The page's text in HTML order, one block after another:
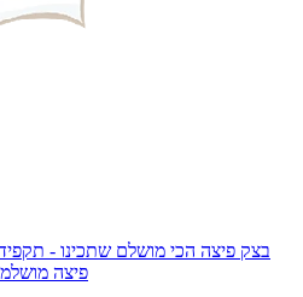
בצק פיצה הכי מושלם שתכינו -
פיצה